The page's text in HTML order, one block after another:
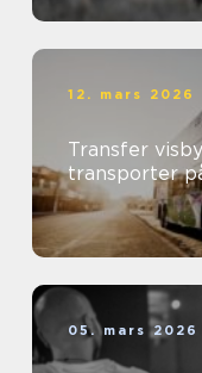
12. mars 2026
Transfer visby så planerar du smidiga
transporter
05. mars 2026